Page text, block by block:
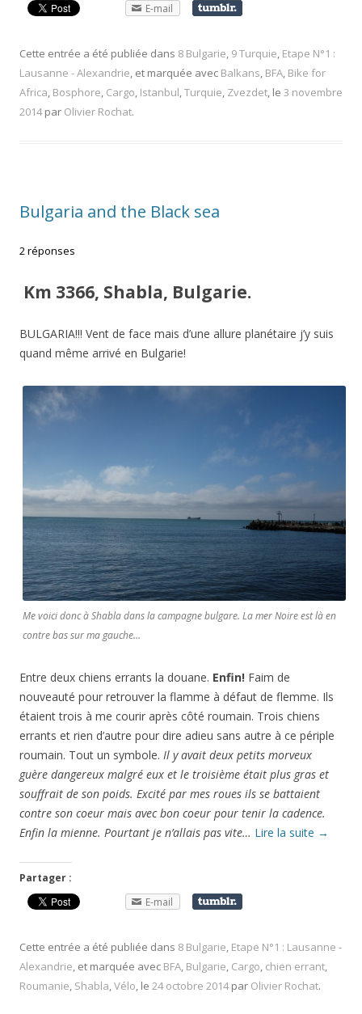
E-mail
Cette entrée a été publiée dans 8 Bulgarie 9 Turquie Etape N°1 :
Lausanne - Alexandrie , et marquée avec Balkans BFA Bike for
Africa Bosphore Cargo Istanbul Turquie Zvezdet , le 3 novembre
2014 par Olivier Rochat.
Bulgaria and the Black sea
2 réponses
Km 3366, Shabla, Bulgarie.
BULGARIA!!! Vent de face mais d’une allure planétaire j’y suis
quand même arrivé en Bulgarie!
Me voici donc à Shabla dans la campagne bulgare. La mer Noire est là en
contre bas sur ma gauche…
Entre deux chiens errants la douane. Enfin! Faim de
nouveauté pour retrouver la flamme à défaut de flemme. Ils
étaient trois à me courir après côté roumain. Trois chiens
errants et rien d’autre pour dire adieu sans autre à ce périple
roumain. Tout un symbole. Il y avait deux petits morveux
guère dangereux malgré eux et le troisième était plus gras et
souffrait de son poids. Excité par mes roues ils se battaient
contre son coeur mais avec bon coeur pour tenir la cadence.
Enfin la mienne. Pourtant je n’allais pas vite… Lire la suite →
Partager :
E-mail
Cette entrée a été publiée dans 8 Bulgarie, Etape N°1 : Lausanne -
Alexandrie, et marquée avec BFA, Bulgarie, Cargo, chien errant,
Roumanie, Shabla,Vélo, le 24 octobre 2014 par Olivier Rochat.